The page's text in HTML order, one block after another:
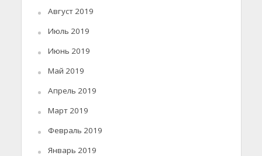
Август 2019
Июль 2019
Июнь 2019
Май 2019
Апрель 2019
Март 2019
Февраль 2019
Январь 2019